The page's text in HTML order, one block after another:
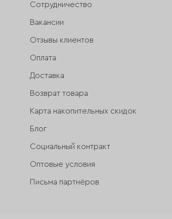
Сотрудничество
Вакансии
Отзывы клиентов
Оплата
Доставка
Возврат товара
Карта накопительных скидок
Блог
Социальный контракт
Оптовые условия
Письма партнёров